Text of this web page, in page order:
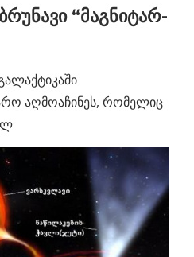
“მაგნიტარ-
აღმოაჩინეს, რომელიც